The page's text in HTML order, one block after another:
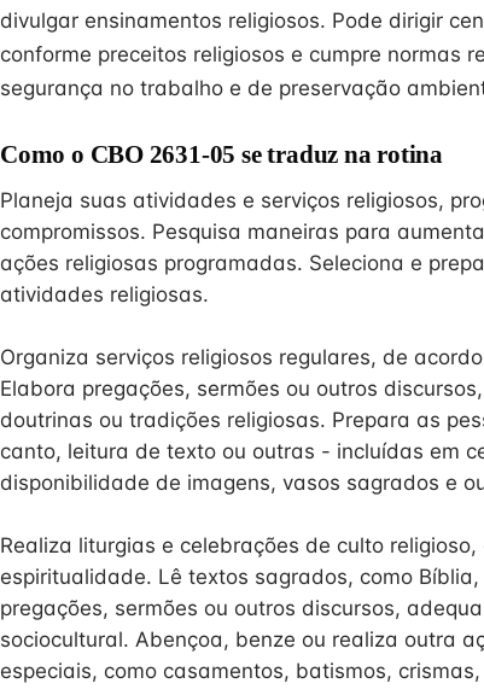
divulgar ensinamentos religiosos. Pode dirigir
conforme preceitos religiosos e cumpre normas
segurança no trabalho e de preservação
Como o CBO 2631-05 se traduz na rotina
Planeja suas atividades e serviços religiosos,
compromissos. Pesquisa maneiras para
ações religiosas programadas. Seleciona e
atividades religiosas.
Organiza serviços religiosos regulares, de
Elabora pregações, sermões ou outros
doutrinas ou tradições religiosas. Prepara as
canto, leitura de texto ou outras - incluídas em
disponibilidade de imagens, vasos sagrados e
Realiza liturgias e celebrações de culto
espiritualidade. Lê textos sagrados, como
pregações, sermões ou outros discursos,
sociocultural. Abençoa, benze ou realiza outra
especiais, como casamentos, batismos,